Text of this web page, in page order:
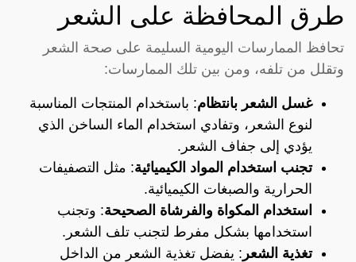
طرق المحافظة على الشعر
تحافظ الممارسات اليومية السليمة على صحة الشعر
وتقلل من تلفه، ومن بين تلك الممارسات:
غسل الشعر بانتظام: باستخدام المنتجات المناسبة
لنوع الشعر، وتفادي استخدام الماء الساخن الذي
يؤدي إلى جفاف الشعر.
تجنب استخدام المواد الكيميائية: مثل التصفيفات
الحرارية والصبغات الكيميائية.
استخدام المكواة والفرشاة الصحيحة: وتجنب
استخدامها بشكل مفرط لتجنب تلف الشعر.
تغذية الشعر : يفضل تغذية الشعر من الداخل